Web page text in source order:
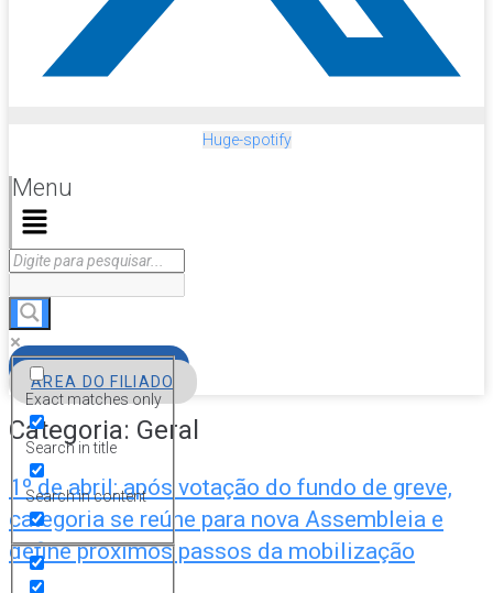
Huge-spotify
Menu
Exact matches only
Search in title
Search in content
ÁREA DO FILIADO
Categoria: Geral
1º de abril: após votação do fundo de greve,
categoria se reúne para nova Assembleia e
define próximos passos da mobilização